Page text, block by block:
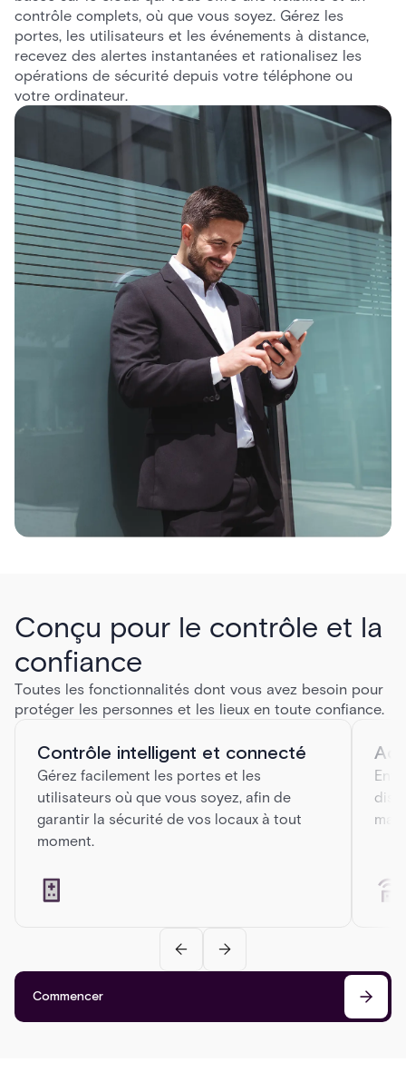
contrôle complets, où que vous soyez. Gérez les
portes, les utilisateurs et les événements à distance,
recevez des alertes instantanées et rationalisez les
opérations de sécurité depuis votre téléphone ou
votre ordinateur.
Conçu pour le contrôle et la
confiance
Toutes les fonctionnalités dont vous avez besoin pour
protéger les personnes et les lieux en toute confiance.
Contrôle intelligent et connecté
Gérez facilement les portes et les
utilisateurs où que vous soyez, afin de
garantir la sécurité de vos locaux à tout
moment.
Commencer